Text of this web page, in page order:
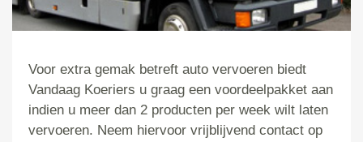
Voor extra gemak betreft auto vervoeren biedt
Vandaag Koeriers u graag een voordeelpakket aan
indien u meer dan 2 producten per week wilt laten
vervoeren. Neem hiervoor vrijblijvend contact op